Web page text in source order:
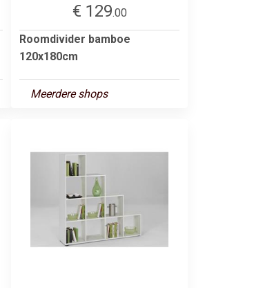
€ 129.00
Roomdivider bamboe
120x180cm
Meerdere shops